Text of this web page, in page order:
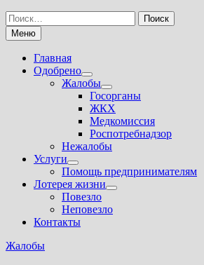
Найти:
Меню
Главная
Одобрено
Показать
подменю
Жалобы
Показать
подменю
Госорганы
ЖКХ
Медкомиссия
Роспотребнадзор
Нежалобы
Услуги
Показать
подменю
Помощь предпринимателям
Лотерея жизни
Показать
Повезло
Неповезло
Контакты
Жалобы